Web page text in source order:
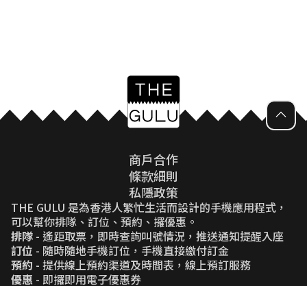
商戶合作
條款細則
私隱政策
THE GULU 是為香港人繁忙生活而設計的手機應用程式，
可以幫你排隊、訂位、預約、攞優惠。
排隊 - 遙距取票，即時查詢叫號情況，推送通知提醒入座
訂位 - 隨時隨地手機訂位，手機直接繳付訂金
預約 - 提供線上預約渠道及時間表，線上預訂服務
優惠 - 即攞即用電子優惠券